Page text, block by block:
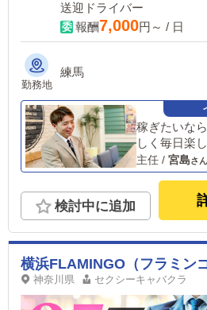
送迎ドライバー
報酬7,000円～ / 日
勤務地
練馬
稼ぎたいな
しく毎日楽
主任 / 宮島
検討中に追加
横浜FLAMINGO（フラミンゴ
神奈川県 セクシーキャバクラ